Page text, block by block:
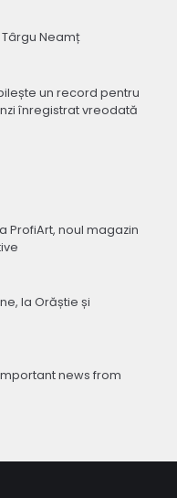
Neamț
un record pentru
înregistrat vreodată
ProfiArt, noul magazin
la Orăștie și
news from